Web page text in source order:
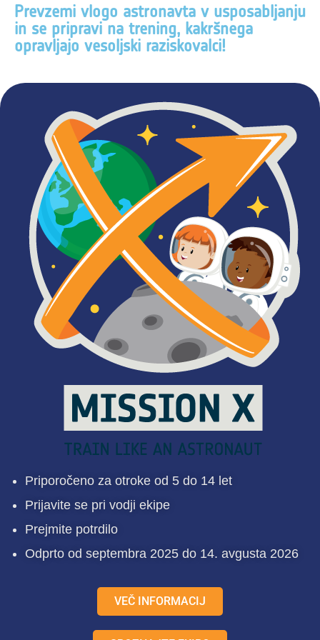
Prevzemi vlogo astronavta v usposabljanju
in se pripravi na trening, kakršnega
opravljajo vesoljski raziskovalci!
Priporočeno za otroke od 5 do 14 let
Prijavite se pri vodji ekipe
Prejmite potrdilo
Odprto od septembra 2025 do 14. avgusta 2026
VEČ INFORMACIJ